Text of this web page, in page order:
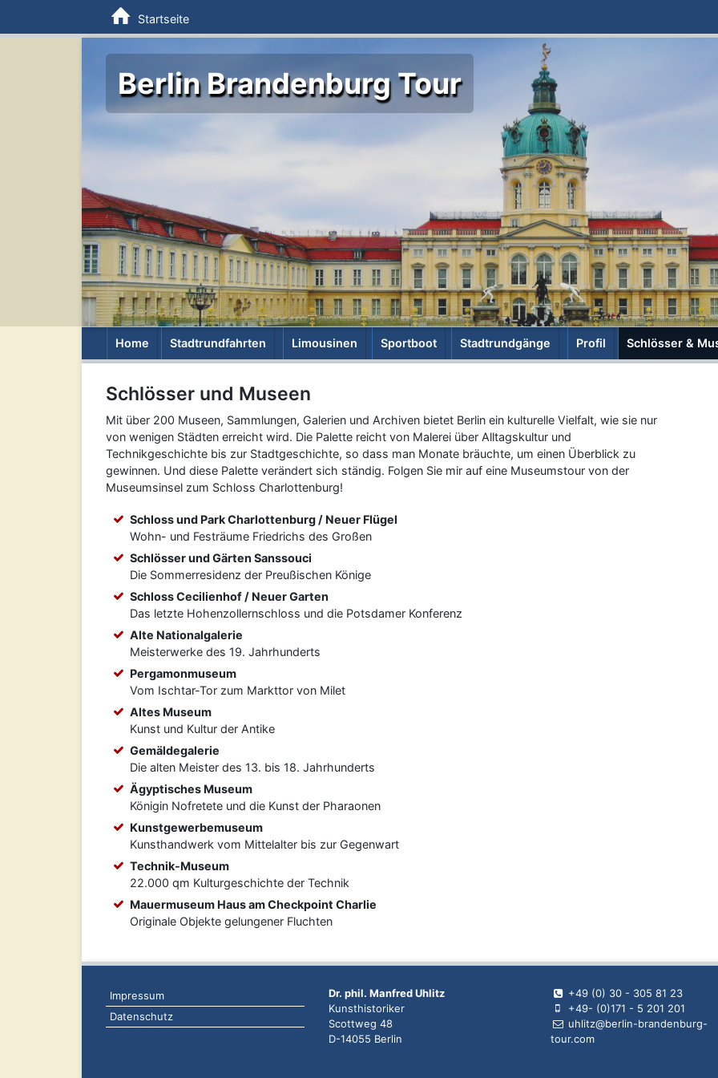
Startseite
Berlin Brandenburg Tour
Home Stadtrundfahrten Limousinen Sportboot Stadtrundgänge Profil Schlösser &
Schlösser und Museen
Mit über 200 Museen, Sammlungen, Galerien und Archiven bietet Berlin ein kulturelle Vielfalt, wie sie nur
von wenigen Städten erreicht wird. Die Palette reicht von Malerei über Alltagskultur und
Technikgeschichte bis zur Stadtgeschichte, so dass man Monate bräuchte, um einen Überblick zu
gewinnen. Und diese Palette verändert sich ständig. Folgen Sie mir auf eine Museumstour von der
Museumsinsel zum Schloss Charlottenburg!
Schloss und Park Charlottenburg / Neuer Flügel
Wohn- und Festräume Friedrichs des Großen
Schlösser und Gärten Sanssouci
Die Sommerresidenz der Preußischen Könige
Schloss Cecilienhof / Neuer Garten
Das letzte Hohenzollernschloss und die Potsdamer Konferenz
Alte Nationalgalerie
Meisterwerke des 19. Jahrhunderts
Pergamonmuseum
Vom Ischtar-Tor zum Markttor von Milet
Altes Museum
Kunst und Kultur der Antike
Gemäldegalerie
Die alten Meister des 13. bis 18. Jahrhunderts
Ägyptisches Museum
Königin Nofretete und die Kunst der Pharaonen
Kunstgewerbemuseum
Kunsthandwerk vom Mittelalter bis zur Gegenwart
Technik-Museum
22.000 qm Kulturgeschichte der Technik
Mauermuseum Haus am Checkpoint Charlie
Originale Objekte gelungener Fluchten
Impressum
Datenschutz
Dr. phil. Manfred Uhlitz
Kunsthistoriker
Scottweg 48
D-14055 Berlin
+49 (0) 30 - 305 81 23
+49- (0)171 - 5 201 201
uhlitz@berlin-brandenburg-
tour.com